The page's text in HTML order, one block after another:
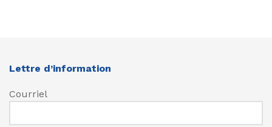
Lettre d’information
Courriel